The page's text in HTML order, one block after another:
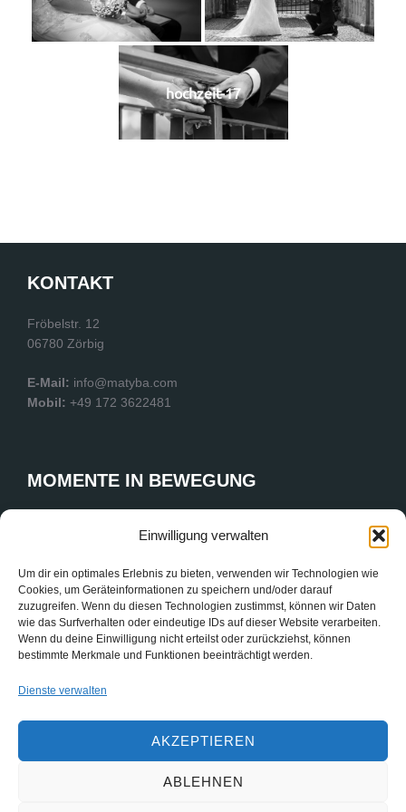
Einwilligung verwalten
Um dir ein optimales Erlebnis zu bieten, verwenden wir Technologien wie
Cookies, um Geräteinformationen zu speichern und/oder darauf
zuzugreifen. Wenn du diesen Technologien zustimmst, können wir Daten
wie das Surfverhalten oder eindeutige IDs auf dieser Website verarbeiten.
Wenn du deine Einwilligung nicht erteilst oder zurückziehst, können
bestimmte Merkmale und Funktionen beeinträchtigt werden.
Dienste verwalten
AKZEPTIEREN
ABLEHNEN
hochzeit-17
KONTAKT
Fröbelstr. 12
06780 Zörbig
E-Mail: info@matyba.com
Mobil: +49 172 3622481
MOMENTE IN BEWEGUNG
einer Firmenfeier – meine Fotografie fängt die Energie des
begleite ich Sie dort, wo Emotionen und Höchstleistungen
aufeinandertreffen.
Impressum
Cookie Richtlinien